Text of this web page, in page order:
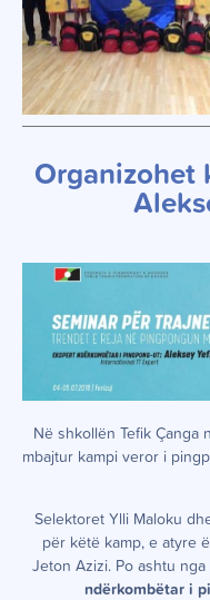
Organizohet
Në shkollën Tefik Çanga
mbajtur kampi veror i
Selektoret Ylli Maloku
për këtë kamp, e atyre
Jeton Azizi. Po ashtu
ndërkombëtar i